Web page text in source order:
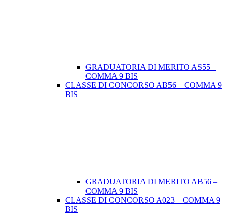
GRADUATORIA DI MERITO AS55 –
COMMA 9 BIS
CLASSE DI CONCORSO AB56 – COMMA 9
BIS
GRADUATORIA DI MERITO AB56 –
COMMA 9 BIS
CLASSE DI CONCORSO A023 – COMMA 9
BIS